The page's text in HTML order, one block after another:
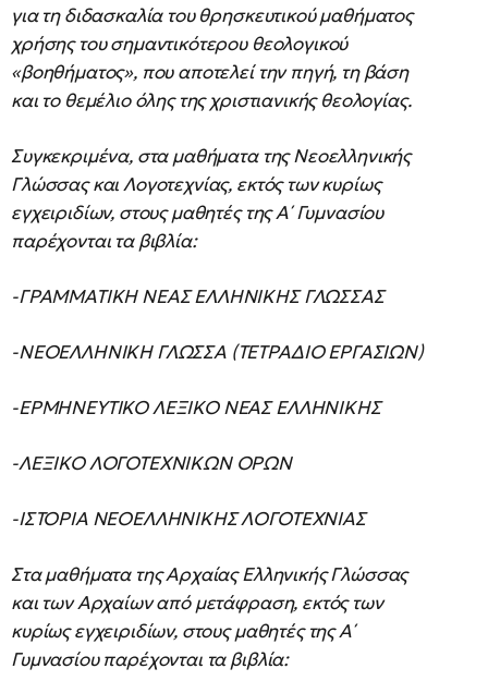
για τη διδασκαλία του θρησκευτικού μαθήματος
χρήσης του σημαντικότερου θεολογικού
«βοηθήματος», που αποτελεί την πηγή, τη βάση
και το θεμέλιο όλης της χριστιανικής θεολογίας.
Συγκεκριμένα, στα μαθήματα της Νεοελληνικής
Γλώσσας και Λογοτεχνίας, εκτός των κυρίως
εγχειριδίων, στους μαθητές της Α΄ Γυμνασίου
παρέχονται τα βιβλία:
-ΓΡΑΜΜΑΤΙΚΗ ΝΕΑΣ ΕΛΛΗΝΙΚΗΣ ΓΛΩΣΣΑΣ
-ΝΕΟΕΛΛΗΝΙΚΗ ΓΛΩΣΣΑ (ΤΕΤΡΑΔΙΟ ΕΡΓΑΣΙΩΝ)
-ΕΡΜΗΝΕΥΤΙΚΟ ΛΕΞΙΚΟ ΝΕΑΣ ΕΛΛΗΝΙΚΗΣ
-ΛΕΞΙΚΟ ΛΟΓΟΤΕΧΝΙΚΩΝ ΟΡΩΝ
-ΙΣΤΟΡΙΑ ΝΕΟΕΛΛΗΝΙΚΗΣ ΛΟΓΟΤΕΧΝΙΑΣ
Στα μαθήματα της Αρχαίας Ελληνικής Γλώσσας
και των Αρχαίων από μετάφραση, εκτός των
κυρίως εγχειριδίων, στους μαθητές της Α΄
Γυμνασίου παρέχονται τα βιβλία: